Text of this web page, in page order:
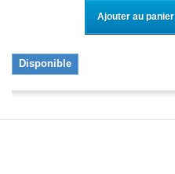
Ajouter au panier
Disponible